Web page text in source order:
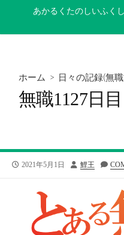
あかるくたのしいふく
ホーム > 日々の記録(無
無職1127日目
公
2021年5月1日
投
鯉王